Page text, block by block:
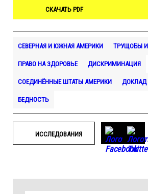
СКАЧАТЬ PDF
СЕВЕРНАЯ И ЮЖНАЯ АМЕРИКИ ТРУЩОБЫ
ПРАВО НА ЗДОРОВЬЕ ДИСКРИМИНАЦИЯ
СОЕДИНЁННЫЕ ШТАТЫ АМЕРИКИ ДОКЛАД
БЕДНОСТЬ
ИССЛЕДОВАНИЯ